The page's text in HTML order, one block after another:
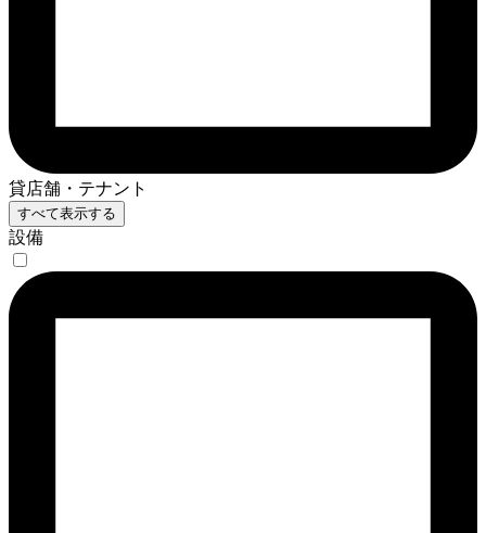
貸店舗・テナント
すべて表示する
設備